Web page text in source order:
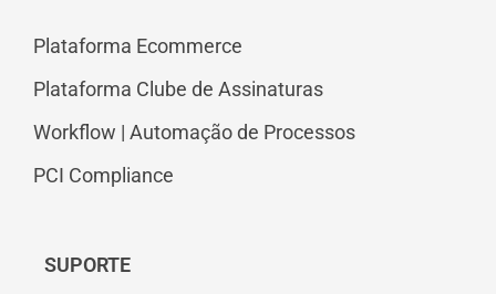
Plataforma Ecommerce
Plataforma Clube de Assinaturas
Workflow | Automação de Processos
PCI Compliance
SUPORTE